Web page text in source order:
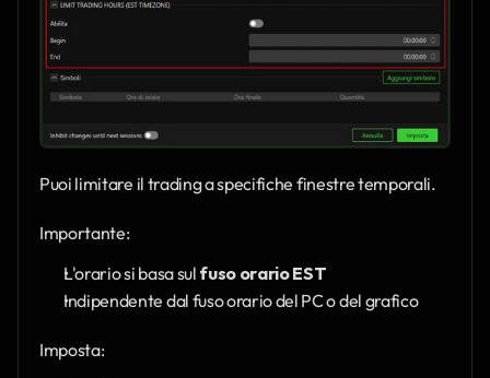
Puoi limitare il trading a specifiche finestre temporali.
Importante:
L'orario si basa sul fuso orario EST
Indipendente dal fuso orario del PC o del grafico
Imposta: